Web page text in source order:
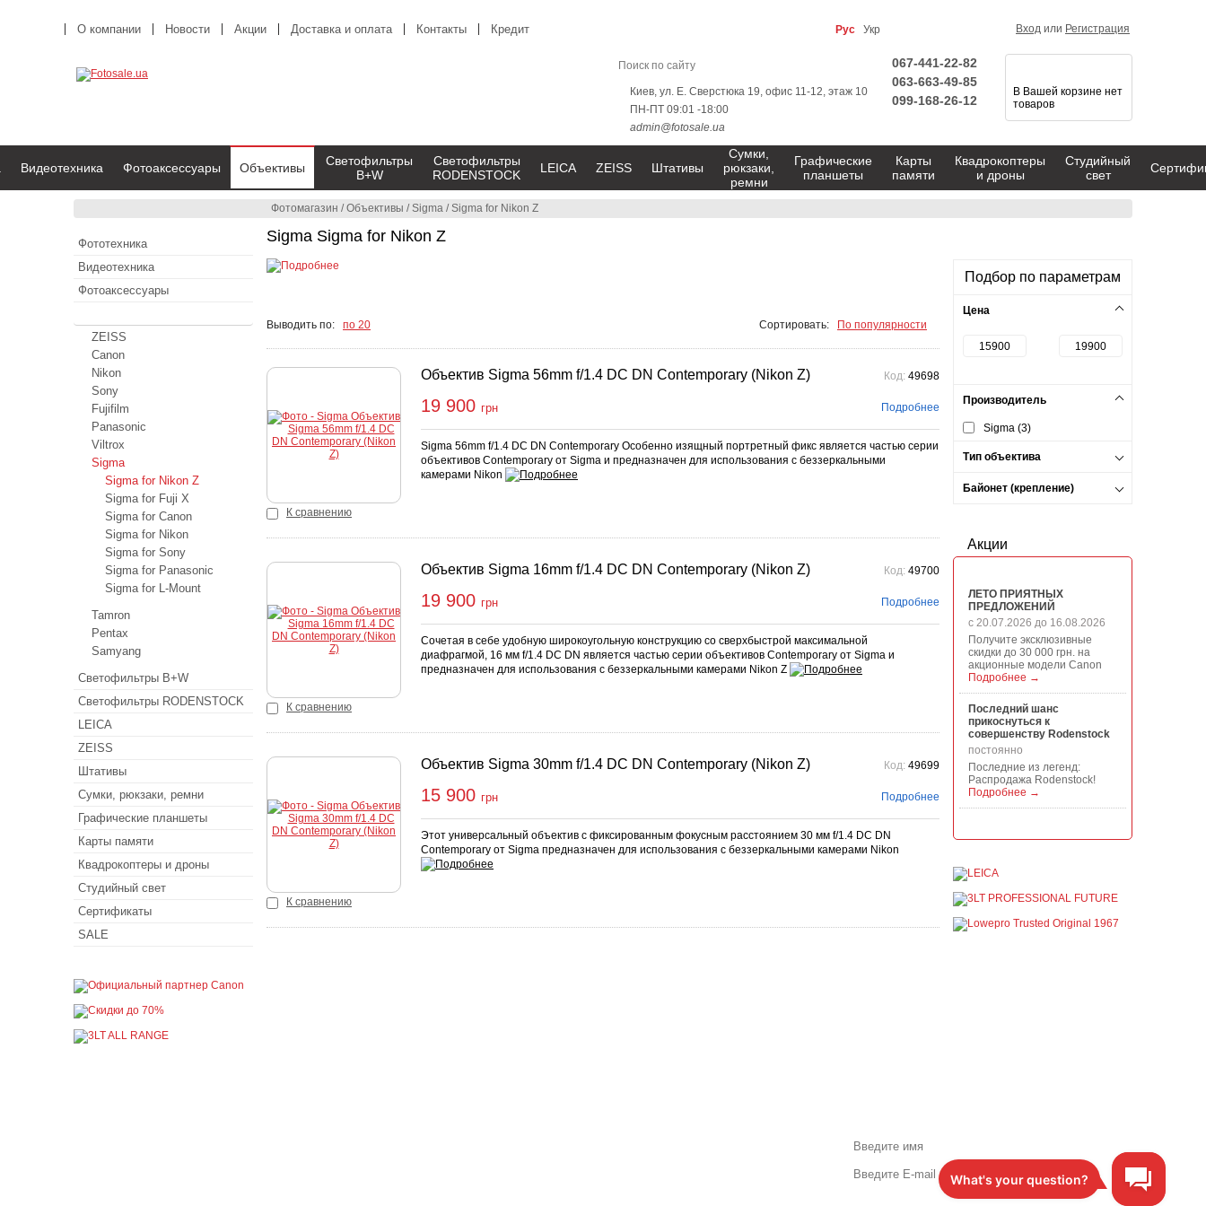
Фотомагазин /Объективы /Sigma /Sigma for Nikon Z
Sigma Sigma for Nikon Z
Выводить по: по 20 Сортировать: По популярности
К сравнению
Объектив Sigma 56mm f/1.4 DC DN Contemporary (Nikon Z) Код: 49698
19 900 грн Подробнее
Sigma 56mm f/1.4 DC DN Contemporary Особенно изящный портретный фикс является частью серии
объективов Contemporary от Sigma и предназначен для использования с беззеркальными
камерами Nikon
К сравнению
Объектив Sigma 16mm f/1.4 DC DN Contemporary (Nikon Z) Код: 49700
19 900 грн Подробнее
Сочетая в себе удобную широкоугольную конструкцию со сверхбыстрой максимальной
диафрагмой, 16 мм f/1.4 DC DN является частью серии объективов Contemporary от Sigma и
предназначен для использования с беззеркальными камерами Nikon Z
К сравнению
Объектив Sigma 30mm f/1.4 DC DN Contemporary (Nikon Z) Код: 49699
15 900 грн Подробнее
Этот универсальный объектив с фиксированным фокусным расстоянием 30 мм f/1.4 DC DN
Contemporary от Sigma предназначен для использования с беззеркальными камерами Nikon
Подбор по параметрам
Цена
Производитель
Sigma (3)
Тип объектива
Байонет (крепление)
Акции
ЛЕТО ПРИЯТНЫХ
ПРЕДЛОЖЕНИЙ
с 20.07.2026 до 16.08.2026
Получите эксклюзивные
скидки до 30 000 грн. на
акционные модели Canon
Подробнее →
Последний шанс
прикоснуться к
совершенству Rodenstock
постоянно
Последние из легенд:
Распродажа Rodenstock!
Подробнее →
Manfrotto, National
продукции Manfrotto, National
гарантиров...
Подробнее →
О компании Новости Акции Доставка и оплата Контакты Кредит Рус Укр Вход или Регистрация
Киев, ул. Е. Сверстюка 19, офис 11-12, этаж 10
ПН-ПТ 09:01 -18:00
admin@fotosale.ua
067-441-22-82
063-663-49-85
099-168-26-12
В Вашей корзине нет
товаров
Видеотехника Фотоаксессуары Объективы
Светофильтры
B+W
Светофильтры
RODENSTOCK
LEICA ZEISS Штативы
Сумки,
рюкзаки,
ремни
Графические
планшеты
Карты
памяти
Квадрокоптеры
и дроны
Студийный
свет
Фототехника
Видеотехника
Фотоаксессуары
ZEISS
Canon
Nikon
Sony
Fujifilm
Panasonic
Viltrox
Sigma
Sigma for Nikon Z
Sigma for Fuji X
Sigma for Canon
Sigma for Nikon
Sigma for Sony
Sigma for Panasonic
Sigma for L-Mount
Tamron
Pentax
Samyang
Светофильтры B+W
Светофильтры RODENSTOCK
LEICA
ZEISS
Штативы
Сумки, рюкзаки, ремни
Графические планшеты
Карты памяти
Квадрокоптеры и дроны
Студийный свет
Сертификаты
SALE